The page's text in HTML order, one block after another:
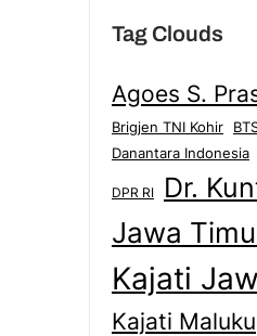
Tag Clouds
Agoes S.
Brigjen TNI Kohir
Danantara Indonesia
DPR RI Dr.
Jawa
Kajati
Kajati Maluku